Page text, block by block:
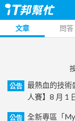
文章 問答
公告
最熱血的技術
人賽】8 月 1
公告
全新專區「